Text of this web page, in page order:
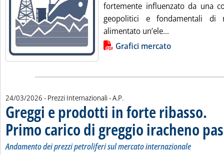
fortemente influenzato da una
geopolitici e fondamentali di
alimentato un’ele...
Lista allegati PDF alla notiziaGrafici mercato
24/03/2026 - Prezzi Internazionali -di:
A.P.
Greggi e prodotti in forte ribasso.
Primo carico di greggio iracheno
Andamento dei prezzi petroliferi sul mercato internazionale